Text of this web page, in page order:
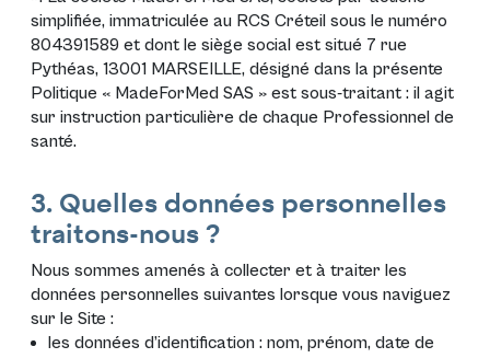
simplifiée, immatriculée au RCS Créteil sous le numéro
804391589 et dont le siège social est situé 7 rue
Pythéas, 13001 MARSEILLE, désigné dans la présente
Politique « MadeForMed SAS » est sous-traitant : il agit
sur instruction particulière de chaque Professionnel de
santé.
3. Quelles données personnelles
traitons-nous ?
Nous sommes amenés à collecter et à traiter les
données personnelles suivantes lorsque vous naviguez
sur le Site :
les données d’identification : nom, prénom, date de